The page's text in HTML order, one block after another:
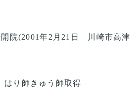
開院(2001年2月21日 川崎市高津
り師きゅう師取得